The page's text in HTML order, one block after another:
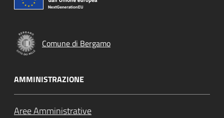
Comune di Bergamo
AMMINISTRAZIONE
Aree Amministrative